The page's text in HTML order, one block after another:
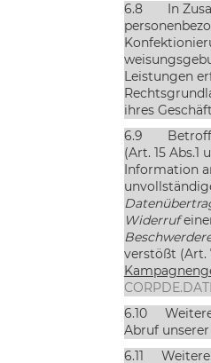
6.8
In
Leistungen
ihres
6.9
(Art. 15 Abs.1
Information
Widerruf
verstößt (Art.
6.10
Abruf
6.11